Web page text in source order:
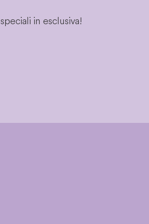
speciali in esclusiva!